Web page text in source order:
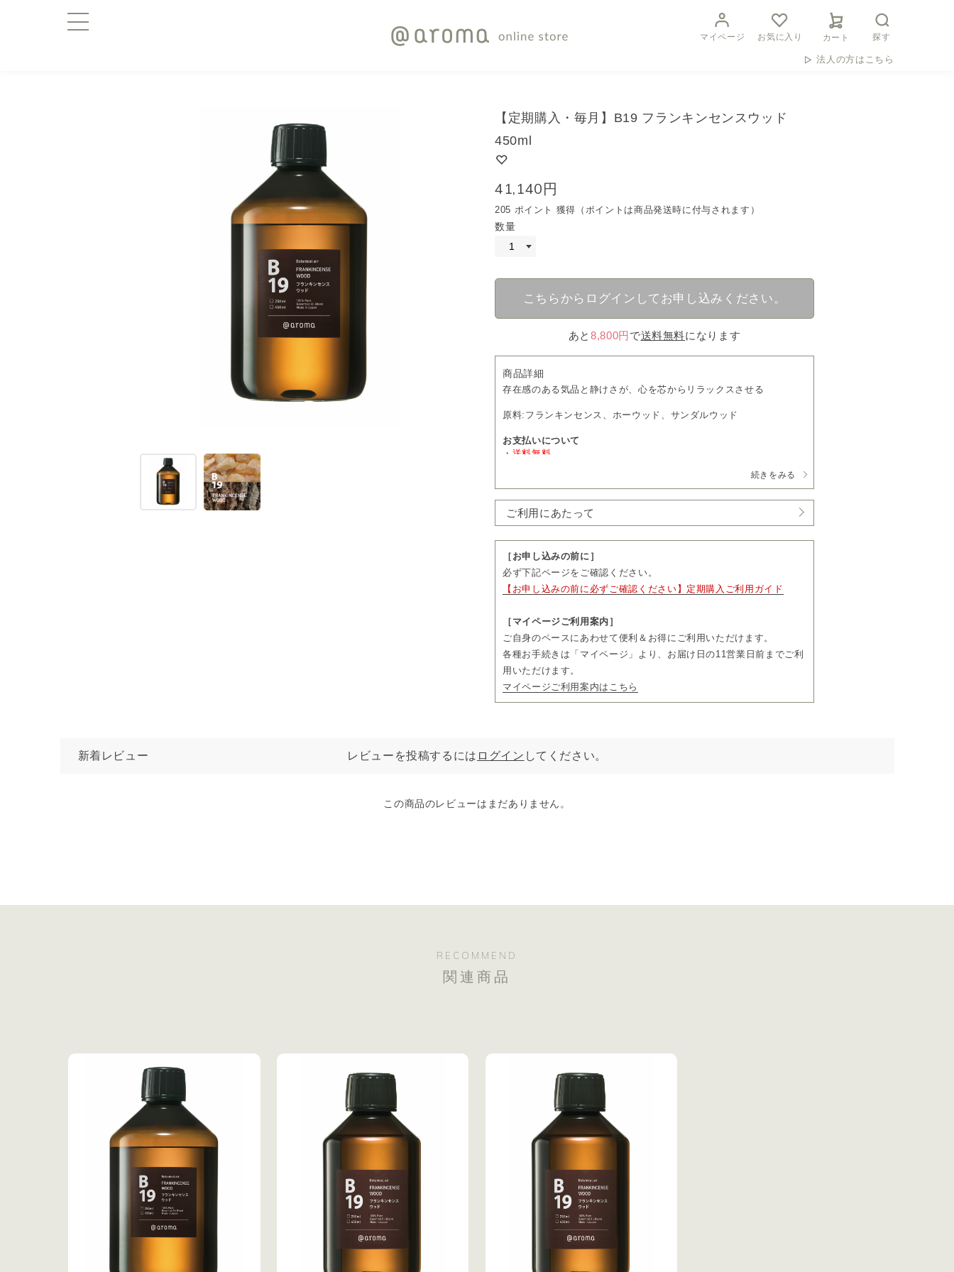
マイページ お気に入り カート 探す
法人の方はこちら
【定期購入・毎月】B19 フランキンセンスウッド
450ml
41,140円
205 ポイント 獲得（ポイントは商品発送時に付与されます）
数量
こちらからログインしてお申し込みください。
あと8,800円 で送料無料になります
商品詳細
存在感のある気品と静けさが、心を芯からリラックスさせる
原料:フランキンセンス、ホーウッド、サンダルウッド
お支払いについて
・ 送料無料
・お届け日の11営業日前まで、「マイページ」よりお届け日やお届け
・お届け頻度やコースのご変更および解約については、毎月コースは
3回分、隔月コースは2回分のお届け完了後、「マイページ」よりお手
続きいただけます。
・ご購入前に「ご利用にあたって」も必ずご一読ください。
続きをみる
ご利用にあたって
［お申し込みの前に］
必ず下記ページをご確認ください。
【お申し込みの前に必ずご確認ください】定期購入ご利用ガイド
［マイページご利用案内］
ご自身のペースにあわせて便利＆お得にご利用いただけます。
各種お手続きは「マイページ」より、お届け日の11営業日前までご利
用いただけます。
マイページご利用案内はこちら
新着レビュー レビューを投稿するには ログイン してください。
この商品のレビューはまだありません。
RECOMMEND
関連商品